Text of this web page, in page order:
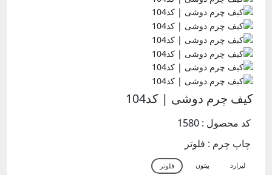
کیف چرم دوشی | کد104
کد محصول : 1580
چاپ چرم : فلوتر